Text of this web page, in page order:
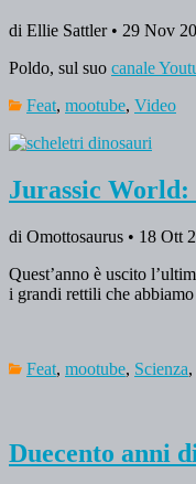
di Ellie Sattler • 29 Nov
Poldo, sul suo canale
Feat, mootube, Video
Jurassic
di Omottosaurus • 18 Ott
Quest’anno è uscito
i grandi rettili che
Feat, mootube, Scienza,
Duecento anni